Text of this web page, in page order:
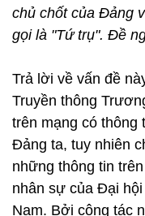
chủ chốt của Đảng
gọi là "Tứ trụ". Đề
Trả lời về vấn đề
Truyền thông
trên mạng có thông
Đảng ta, tuy nhiên
những thông tin
nhân sự của Đại
Nam. Bởi công tác